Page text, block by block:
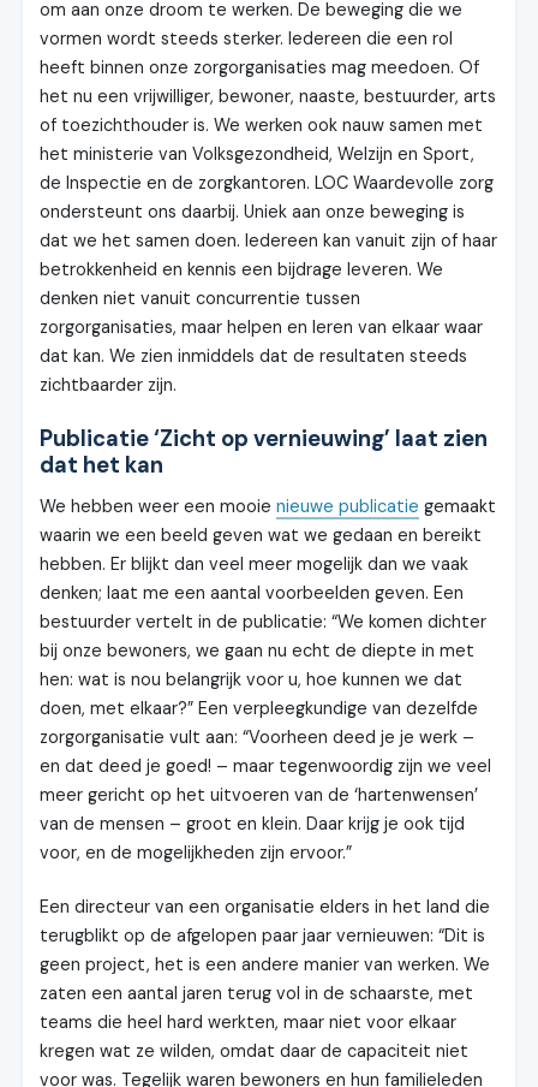
om aan onze droom te werken. De beweging die we
vormen wordt steeds sterker. Iedereen die een rol
heeft binnen onze zorgorganisaties mag meedoen. Of
het nu een vrijwilliger, bewoner, naaste, bestuurder, arts
of toezichthouder is. We werken ook nauw samen met
het ministerie van Volksgezondheid, Welzijn en Sport,
de Inspectie en de zorgkantoren. LOC Waardevolle zorg
ondersteunt ons daarbij. Uniek aan onze beweging is
dat we het samen doen. Iedereen kan vanuit zijn of haar
betrokkenheid en kennis een bijdrage leveren. We
denken niet vanuit concurrentie tussen
zorgorganisaties, maar helpen en leren van elkaar waar
dat kan. We zien inmiddels dat de resultaten steeds
zichtbaarder zijn.
Publicatie ‘Zicht op vernieuwing’ laat zien
dat het kan
We hebben weer een mooienieuwe publicatie gemaakt
waarin we een beeld geven wat we gedaan en bereikt
hebben. Er blijkt dan veel meer mogelijk dan we vaak
denken; laat me een aantal voorbeelden geven. Een
bestuurder vertelt in de publicatie: “We komen dichter
bij onze bewoners, we gaan nu echt de diepte in met
hen: wat is nou belangrijk voor u, hoe kunnen we dat
doen, met elkaar?” Een verpleegkundige van dezelfde
zorgorganisatie vult aan: “Voorheen deed je je werk –
en dat deed je goed! – maar tegenwoordig zijn we veel
meer gericht op het uitvoeren van de ‘hartenwensen’
van de mensen – groot en klein. Daar krijg je ook tijd
voor, en de mogelijkheden zijn ervoor.”
Een directeur van een organisatie elders in het land die
terugblikt op de afgelopen paar jaar vernieuwen: “Dit is
geen project, het is een andere manier van wer­ken. We
zaten een aantal jaren terug vol in de schaarste, met
teams die heel hard werkten, maar niet voor elkaar
kregen wat ze wilden, omdat daar de capaciteit niet
voor was. Tegelijk waren bewoners en hun familieleden